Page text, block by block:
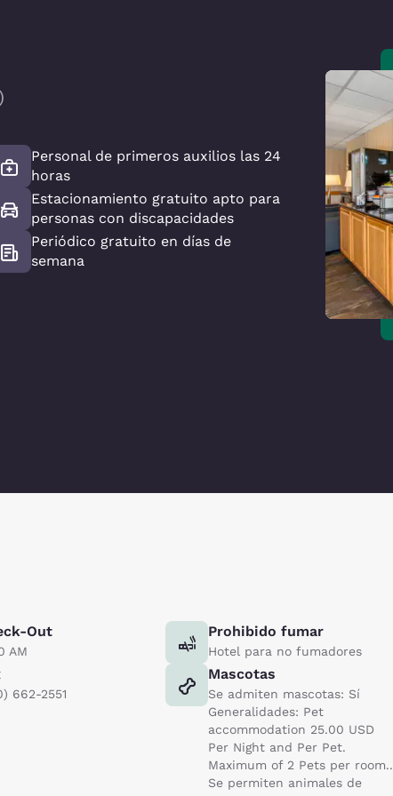
Personal de primeros auxilios las 24
horas
Estacionamiento gratuito apto para
personas con discapacidades
Periódico gratuito en días de
semana
Out
AM
Prohibido fumar
Hotel para no fumadores
662-2551
Mascotas
Se admiten mascotas: Sí
Generalidades: Pet
accommodation 25.00 USD
Per Night and Per Pet.
Maximum of 2 Pets per room..
Se permiten animales de